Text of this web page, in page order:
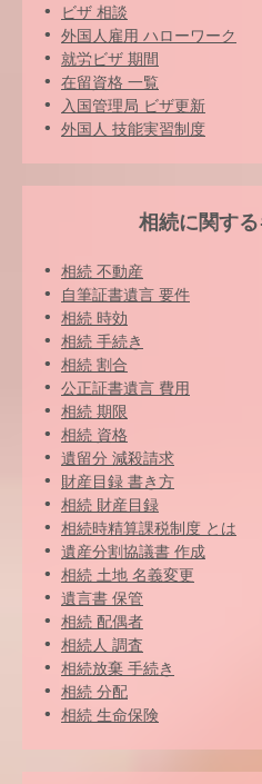
ビザ 相談
外国人雇用 ハローワーク
就労ビザ 期間
在留資格 一覧
入国管理局 ビザ更新
外国人 技能実習制度
相続に関す
相続 不動産
自筆証書遺言 要件
相続 時効
相続 手続き
相続 割合
公正証書遺言 費用
相続 期限
相続 資格
遺留分 減殺請求
財産目録 書き方
相続 財産目録
相続時精算課税制度 とは
遺産分割協議書 作成
相続 土地 名義変更
遺言書 保管
相続 配偶者
相続人 調査
相続放棄 手続き
相続 分配
相続 生命保険